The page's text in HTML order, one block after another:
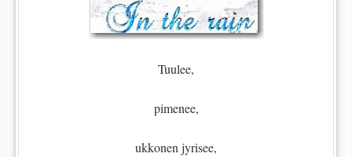
Tuulee,
pimenee,
ukkonen jyrisee,